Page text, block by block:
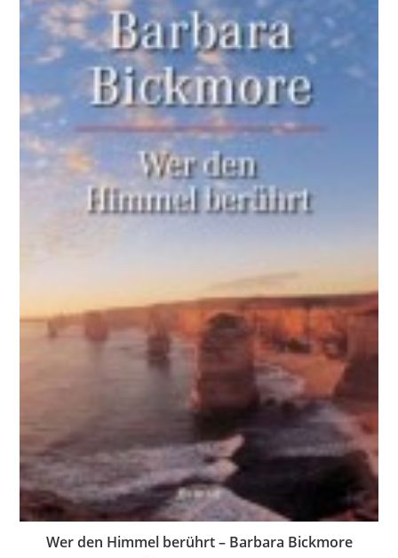
Wer den Himmel berührt – Barbara Bickmore